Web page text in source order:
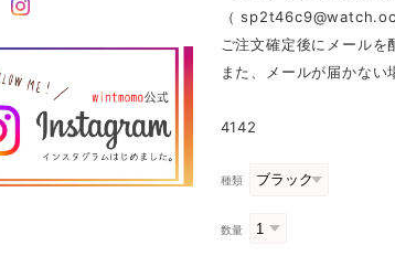
（
ご注文確定後にメール
また、メールが届かない
4142
種類
数量